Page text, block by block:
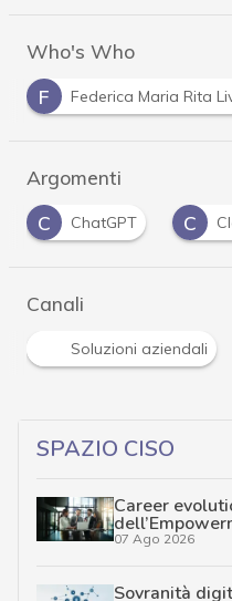
Who's Who
F
Federica Maria Rita
Argomenti
C
ChatGPT C
Canali
Soluzioni aziendali
SPAZIO CISO
Career
07 Ago 2026
Sovranità